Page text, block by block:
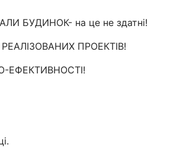
БУДИНОК- на це не здатні!
РЕАЛІЗОВАНИХ ПРОЕКТІВ!
ЕФЕКТИВНОСТІ!